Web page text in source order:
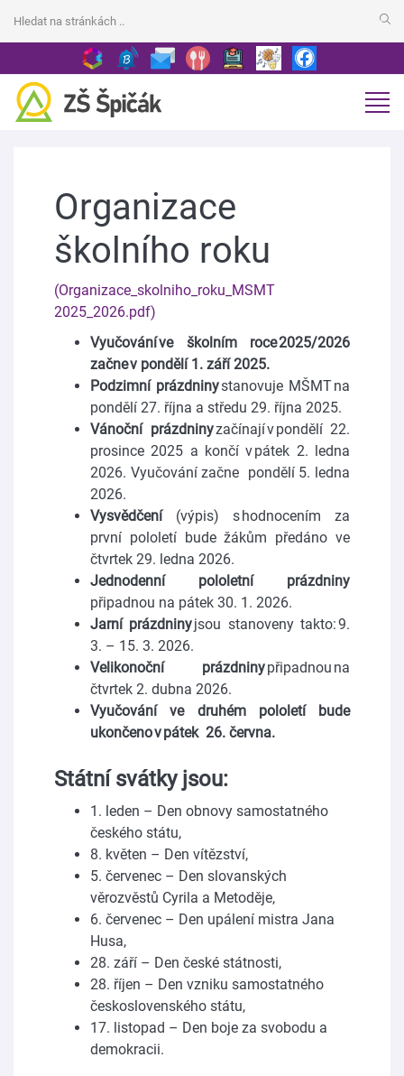
Organizace
školního roku
(Organizace_skolniho_roku_MSMT
2025_2026.pdf)
Vyučování ve školním roce 2025/2026
začne v pondělí 1. září 2025.
Podzimní prázdninystanovuje MŠMT na
pondělí 27. října a středu 29. října 2025.
Vánoční prázdninyzačínají v pondělí 22.
prosince 2025 a končí v pátek 2. ledna
2026. Vyučování začne pondělí 5. ledna
2026.
Vysvědčení(výpis) s hodnocením za
první pololetí bude žákům předáno ve
čtvrtek 29. ledna 2026.
Jednodenní pololetní prázdniny
připadnou na pátek 30. 1. 2026.
Jarní prázdninyjsou stanoveny takto: 9.
3. – 15. 3. 2026.
Velikonoční prázdninypřipadnou na
čtvrtek 2. dubna 2026.
Vyučování ve druhém pololetí bude
ukončeno v pátek 26. června.
Státní svátky jsou:
1. leden – Den obnovy samostatného
českého státu,
8. květen – Den vítězství,
5. červenec – Den slovanských
věrozvěstů Cyrila a Metoděje,
6. červenec – Den upálení mistra Jana
Husa,
28. září – Den české státnosti,
28. říjen – Den vzniku samostatného
československého státu,
17. listopad – Den boje za svobodu a
demokracii.